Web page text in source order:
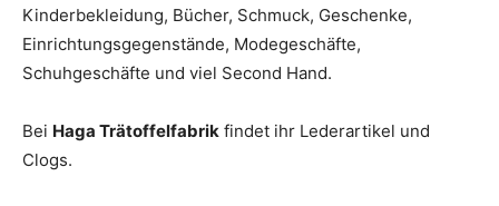
Kinderbekleidung, Bücher, Schmuck, Geschenke,
Einrichtungsgegenstände, Modegeschäfte,
Schuhgeschäfte und viel Second Hand.
Bei Haga Trätoffelfabrik findet ihr Lederartikel und
Clogs.